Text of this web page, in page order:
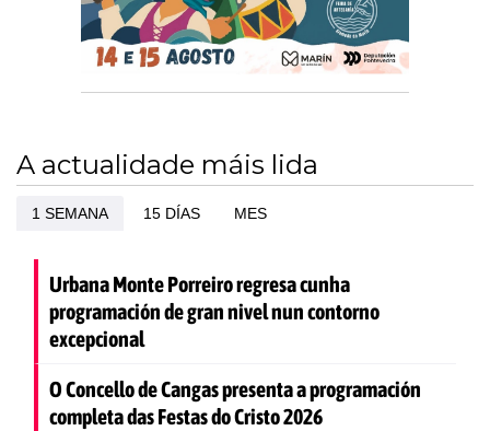
A actualidade máis lida
1 SEMANA 15 DÍAS MES
Urbana Monte Porreiro regresa cunha
programación de gran nivel nun contorno
excepcional
O Concello de Cangas presenta a programación
completa das Festas do Cristo 2026